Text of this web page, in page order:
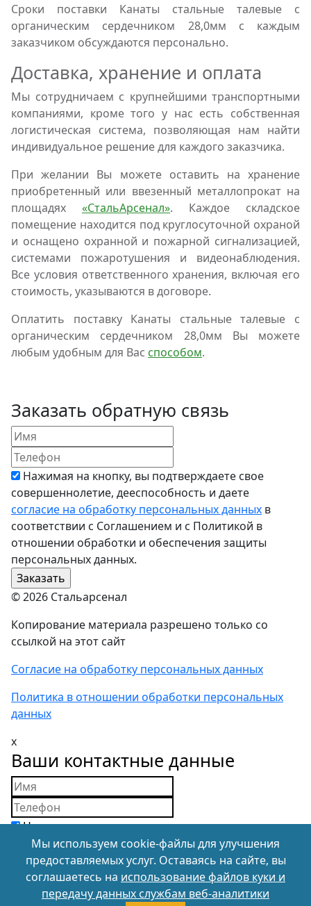
Сроки поставки Канаты стальные талевые с
органическим сердечником 28,0мм с каждым
заказчиком обсуждаются персонально.
Доставка, хранение и оплата
Мы сотрудничаем с крупнейшими транспортными
компаниями, кроме того у нас есть собственная
логистическая система, позволяющая нам найти
индивидуальное решение для каждого заказчика.
При желании Вы можете оставить на хранение
приобретенный или ввезенный металлопрокат на
площадях «СтальАрсенал». Каждое складское
помещение находится под круглосуточной охраной
и оснащено охранной и пожарной сигнализацией,
системами пожаротушения и видеонаблюдения.
Все условия ответственного хранения, включая его
стоимость, указываются в договоре.
Оплатить поставку Канаты стальные талевые с
органическим сердечником 28,0мм Вы можете
любым удобным для Вас способом.
Заказать обратную связь
Нажимая на кнопку, вы подтверждаете свое
совершеннолетие, дееспособность и даете
согласие на обработку персональных данных в
соответствии с Соглашением и с Политикой в
отношении обработки и обеспечения защиты
персональных данных.
© 2026 Стальарсенал
Копирование материала разрешено только со
ссылкой на этот сайт
Согласие на обработку персональных данных
Политика в отношении обработки персональных
данных
x
Ваши контактные данные
Нажимая на кнопку, вы подтверждаете свое
совершеннолетие, дееспособность и даете
согласие на обработку персональных данныхв
соответствии с Соглашением и с Политикой в
отношении обработки и обеспечения защиты
Мы используем cookie-файлы для улучшения
предоставляемых услуг. Оставаясь на сайте, вы
соглашаетесь на использование файлов куки и
передачу данных службам веб-аналитики